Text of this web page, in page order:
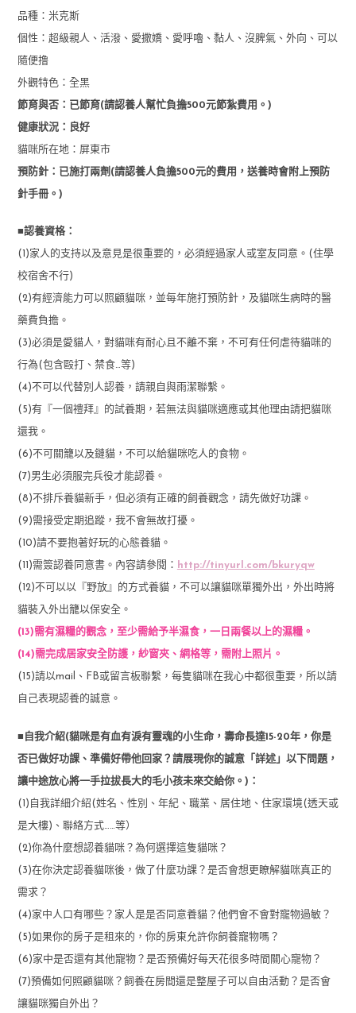
品種：米克斯
個性：超級親人、活潑、愛撒嬌、愛呼嚕、黏人、沒脾氣、外向、可以
隨便撸
外觀特色：全黑
節育與否：已節育(請認養人幫忙負擔500元節紮費用。)
健康狀況：良好
貓咪所在地：屏東市
預防針：已施打兩劑(請認養人負擔500元的費用，送養時會附上預防
針手冊。)
■認養資格：
(1)家人的支持以及意見是很重要的，必須經過家人或室友同意。(住學
校宿舍不行)
(2)有經濟能力可以照顧貓咪，並每年施打預防針，及貓咪生病時的醫
藥費負擔。
(3)必須是愛貓人，對貓咪有耐心且不離不棄，不可有任何虐待貓咪的
行為(包含毆打、禁食…等)
(4)不可以代替別人認養，請親自與雨潔聯繫。
(5)有『一個禮拜』的試養期，若無法與貓咪適應或其他理由請把貓咪
還我。
(6)不可關籠以及鏈貓，不可以給貓咪吃人的食物。
(7)男生必須服完兵役才能認養。
(8)不排斥養貓新手，但必須有正確的飼養觀念，請先做好功課。
(9)需接受定期追蹤，我不會無故打擾。
(10)請不要抱著好玩的心態養貓。
(11)需簽認養同意書。內容請參閱： http://tinyurl.com/bkuryqw
(12)不可以以『野放』的方式養貓，不可以讓貓咪單獨外出，外出時將
貓裝入外出籠以保安全。
(13)需有濕糧的觀念，至少需給予半濕食，一日兩餐以上的濕糧。
(14)需完成居家安全防護，紗窗夾、網格等，需附上照片。
(15)請以mail、FB或留言板聯繫，每隻貓咪在我心中都很重要，所以請
自己表現認養的誠意。
■自我介紹(貓咪是有血有淚有靈魂的小生命，壽命長達15-20年，你是
否已做好功課、準備好帶他回家？請展現你的誠意「詳述」以下問題，
讓中途放心將一手拉拔長大的毛小孩未來交給你。)：
(1)自我詳細介紹(姓名、性別、年紀、職業、居住地、住家環境(透天或
是大樓)、聯絡方式……等）
(2)你為什麼想認養貓咪？為何選擇這隻貓咪？
(3)在你決定認養貓咪後，做了什麼功課？是否會想更瞭解貓咪真正的
需求？
(4)家中人口有哪些？家人是是否同意養貓？他們會不會對寵物過敏？
(5)如果你的房子是租來的，你的房東允許你飼養寵物嗎？
(6)家中是否還有其他寵物？是否預備好每天花很多時間關心寵物？
(7)預備如何照顧貓咪？飼養在房間還是整屋子可以自由活動？是否會
讓貓咪獨自外出？